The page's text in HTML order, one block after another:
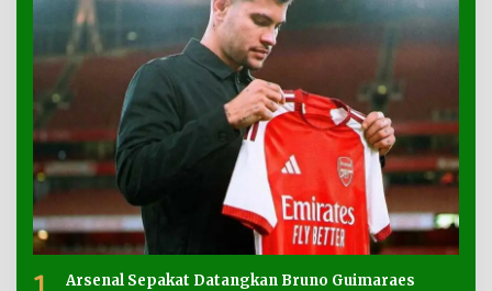
Arsenal Sepakat Datangkan Bruno Guimaraes